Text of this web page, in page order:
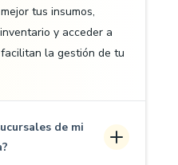
tus insumos,
y acceder a
la gestión de tu
de mi